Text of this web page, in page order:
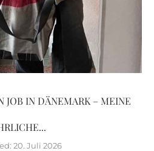
JOB IN DÄNEMARK – MEINE
20. Juli 2026